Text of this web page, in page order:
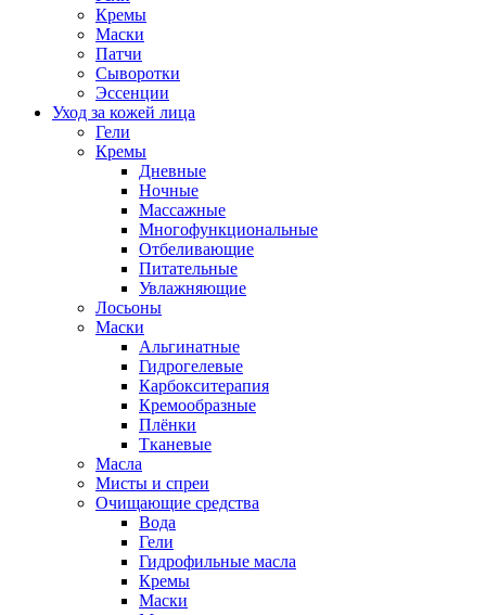
Кремы
Маски
Патчи
Сыворотки
Эссенции
Уход за кожей лица
Гели
Кремы
Дневные
Ночные
Массажные
Многофункциональные
Отбеливающие
Питательные
Увлажняющие
Лосьоны
Маски
Альгинатные
Гидрогелевые
Карбокситерапия
Кремообразные
Плёнки
Тканевые
Масла
Мисты и спреи
Очищающие средства
Вода
Гели
Гидрофильные масла
Кремы
Маски